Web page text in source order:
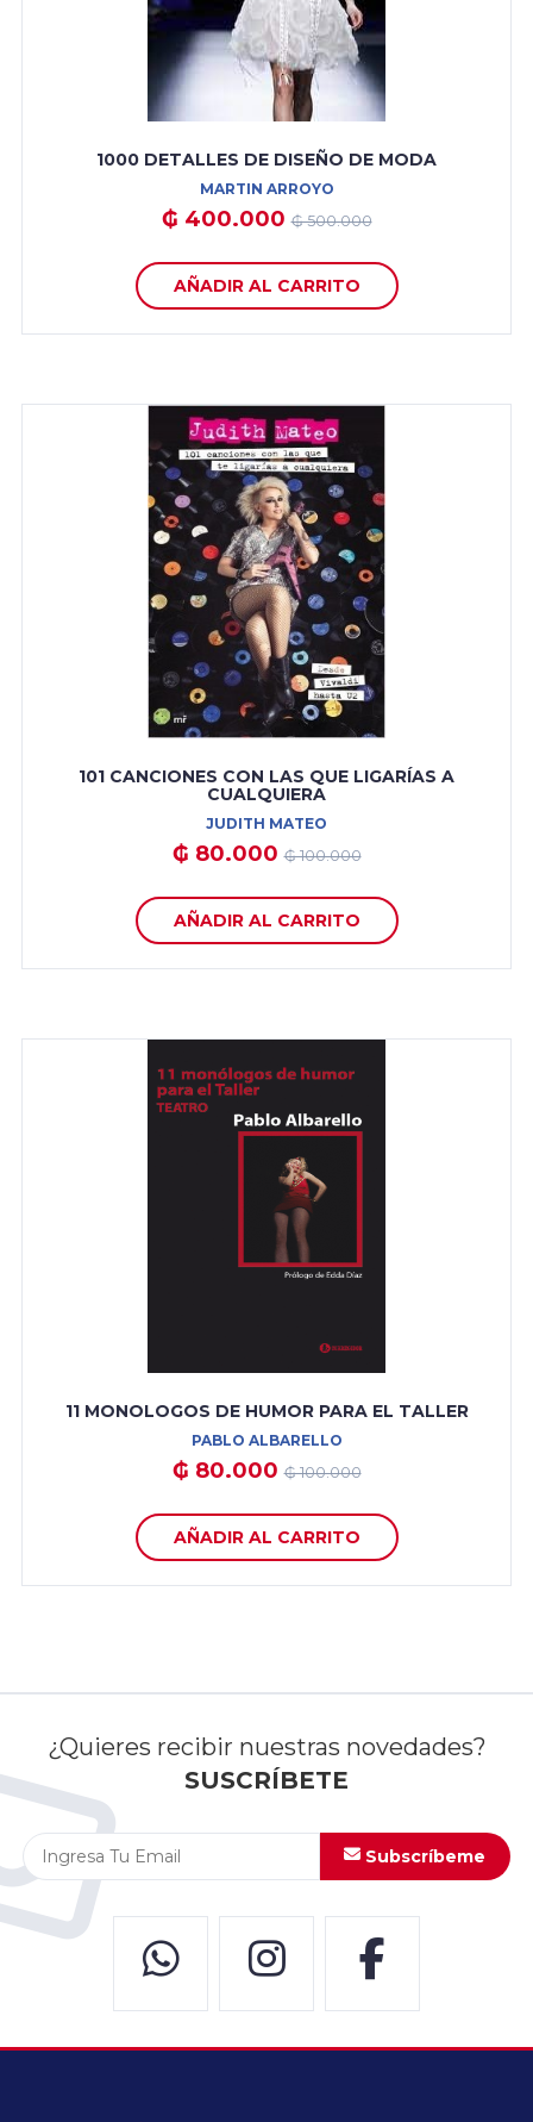
1000 DETALLES DE DISEÑO DE MODA
MARTIN ARROYO
₲ 400.000₲ 500.000
AÑADIR AL CARRITO
101 CANCIONES CON LAS QUE LIGARÍAS A
CUALQUIERA
JUDITH MATEO
₲ 80.000₲ 100.000
AÑADIR AL CARRITO
11 MONOLOGOS DE HUMOR PARA EL TALLER
PABLO ALBARELLO
₲ 80.000₲ 100.000
AÑADIR AL CARRITO
¿Quieres recibir nuestras novedades?
SUSCRÍBETE
Subscríbeme